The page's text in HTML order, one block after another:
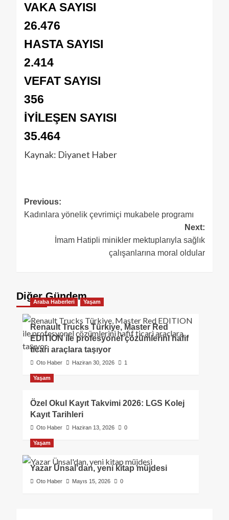
VAKA SAYISI
26.476
HASTA SAYISI
2.414
VEFAT SAYISI
356
İYİLEŞEN SAYISI
35.464
Kaynak: Diyanet Haber
Previous:
Kadınlara yönelik çevrimiçi mukabele programı
Next:
İmam Hatipli minikler mektuplarıyla sağlık
çalışanlarına moral oldular
Diğer Gündem
Araba Haberleri Yaşam
Renault Trucks Türkiye, Master Red
EDITION ile profesyonel çözümlerini hafif
ticari araçlara taşıyor
Oto Haber Haziran 30, 2026 1
Yaşam
Özel Okul Kayıt Takvimi 2026: LGS Kolej
Kayıt Tarihleri
Oto Haber Haziran 13, 2026 0
Yaşam
Yazar Ünsal’dan, yeni kitap müjdesi
Oto Haber Mayıs 15, 2026 0